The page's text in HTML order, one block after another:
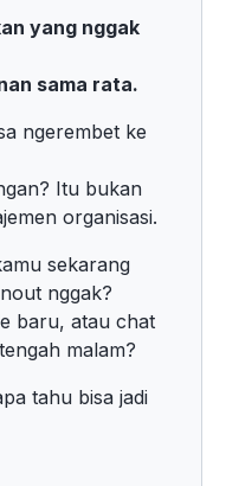
yang nggak
sama rata.
ngerembet ke
Itu bukan
organisasi.
sekarang
nggak?
baru, atau chat
malam?
tahu bisa jadi